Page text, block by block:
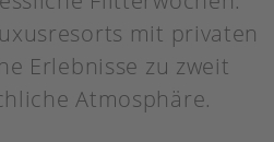
mit privaten
Erlebnisse zu zweit
Atmosphäre.